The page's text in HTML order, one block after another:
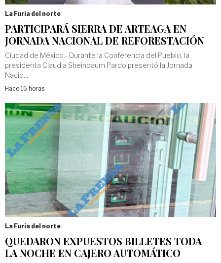
La Furia del norte
PARTICIPARÁ SIERRA DE ARTEAGA EN
JORNADA NACIONAL DE REFORESTACIÓN
Ciudad de México.- Durante la Conferencia del Pueblo, la
presidenta Claudia Sheinbaum Pardo presentó la Jornada
Nacio...
Hace 16 horas
La Furia del norte
QUEDARON EXPUESTOS BILLETES TODA
LA NOCHE EN CAJERO AUTOMÁTICO